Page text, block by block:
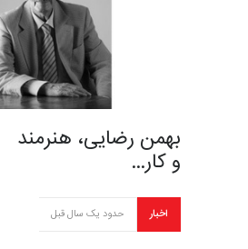
بهمن رضایی، هنرمند
و کار…
اخبار حدود یک سال قبل